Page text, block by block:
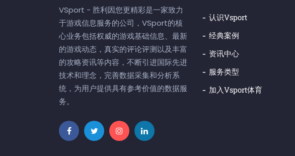
VSport - 胜利因您更精彩是一家致力
于游戏信息服务的公司，VSport的核
心业务包括权威的游戏基础信息、最新
的游戏动态，真实的评论评测以及丰富
的攻略资讯等内容，不断引进国际先进
技术和理念，完善数据采集和分析系
统，为用户提供具有参考价值的数据服
务。
认识Vsport
经典案例
资讯中心
服务类型
加入Vsport体育